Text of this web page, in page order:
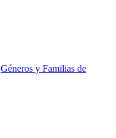
Géneros y Familias de